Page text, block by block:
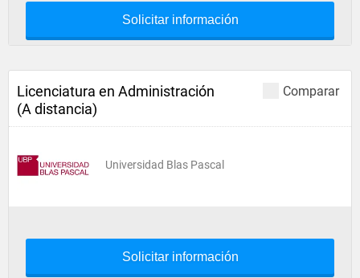
Solicitar información
Comparar
Licenciatura en Administración
(A distancia)
Universidad Blas Pascal
Solicitar información